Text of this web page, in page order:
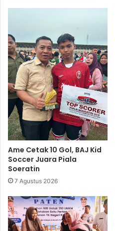
Ame Cetak 10 Gol, BAJ Kid
Soccer Juara Piala
Soeratin
7 Agustus 2026